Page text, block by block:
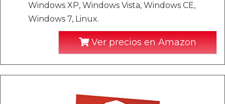
Windows XP, Windows Vista, Windows CE,
Windows 7, Linux.
Ver precios en Amazon